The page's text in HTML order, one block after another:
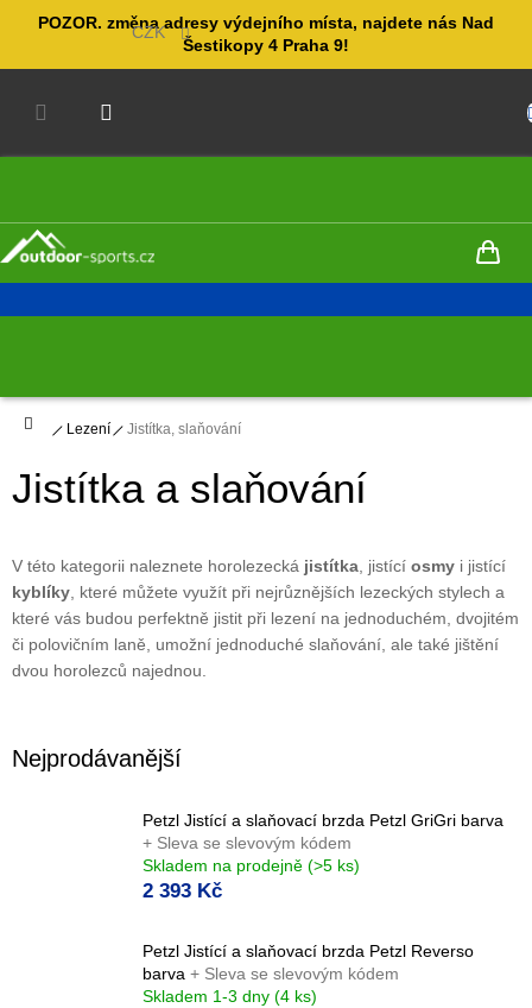
POZOR. změna adresy výdejního místa, najdete nás Nad
Šestikopy 4 Praha 9!
CZK
NÁKUPNÍ
KOŠÍK
Domů
Lezení Jistítka, slaňování
Jistítka a slaňování
V této kategorii naleznete horolezecká jistítka, jistící osmy i jistící
kyblíky, které můžete využít při nejrůznějších lezeckých stylech a
které vás budou perfektně jistit při lezení na jednoduchém, dvojitém
či polovičním laně, umožní jednoduché slaňování, ale také jištění
dvou horolezců najednou.
Nejprodávanější
Petzl Jistící a slaňovací brzda Petzl GriGri barva
+ Sleva se slevovým kódem
Skladem na prodejně (>5 ks)
2 393 Kč
Petzl Jistící a slaňovací brzda Petzl Reverso
barva + Sleva se slevovým kódem
Skladem 1-3 dny (4 ks)